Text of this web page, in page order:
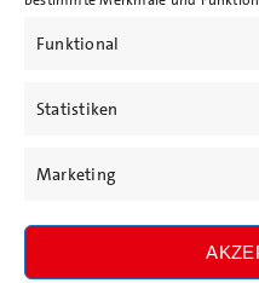
Funktional
Statistiken
Marketing
Datenschutz